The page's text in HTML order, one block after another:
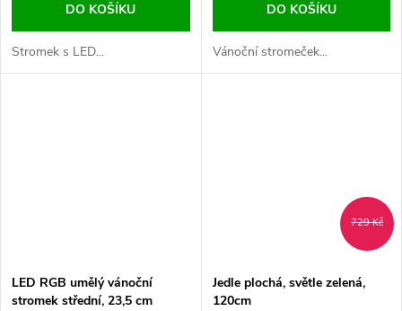
DO KOŠÍKU
Stromek s LED...
DO KOŠÍKU
Vánoční stromeček...
LED RGB umělý vánoční
stromek střední, 23,5 cm
729 Kč
Jedle plochá, světle zelená,
120cm